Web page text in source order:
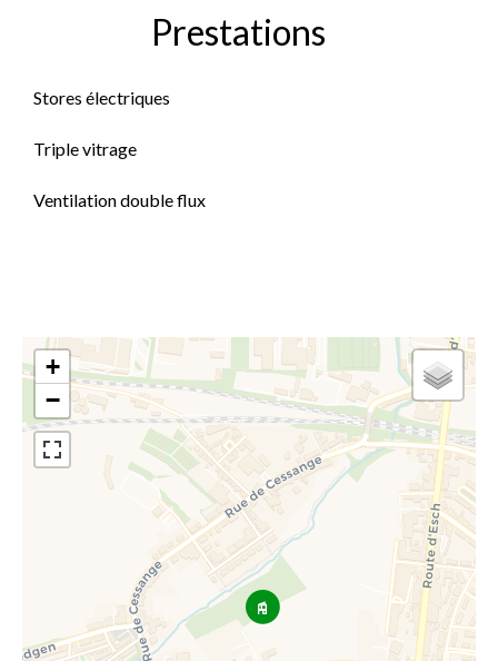
Prestations
Stores électriques
Triple vitrage
Ventilation double flux
+
−